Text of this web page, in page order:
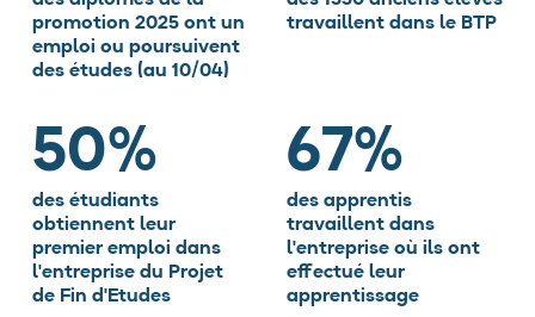
promotion 2025 ont un
emploi ou poursuivent
des études (au 10/04)
travaillent dans le BTP
55%
des étudiants
obtiennent leur
premier emploi dans
l'entreprise du Projet
de Fin d'Etudes
74%
des apprentis
travaillent dans
l'entreprise où ils ont
effectué leur
apprentissage